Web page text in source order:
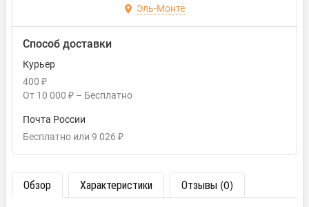
Эль-Монте
Способ доставки
Курьер
400 ₽
От 10 000 ₽ – Бесплатно
Почта России
Бесплатно или 9 026 ₽
Обзор Характеристики
Отзывы (0)